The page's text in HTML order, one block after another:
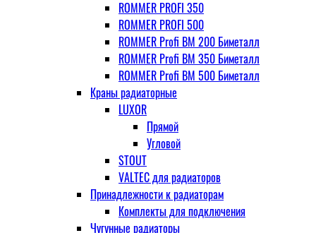
ROMMER PROFI 350
ROMMER PROFI 500
ROMMER Profi BM 200 Биметалл
ROMMER Profi BM 350 Биметалл
ROMMER Profi BM 500 Биметалл
Краны радиаторные
LUXOR
Прямой
Угловой
STOUT
VALTEC для радиаторов
Принадлежности к радиаторам
Комплекты для подключения
Чугунные радиаторы